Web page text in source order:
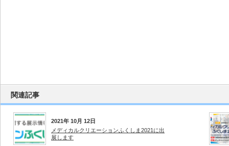
関連記事
2021年 10月 12日
メディカルクリエーションふくしま2021に出
展します